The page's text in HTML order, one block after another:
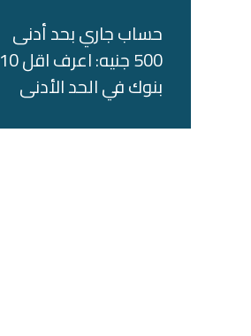
حساب جاري بحد أدنى
500 جنيه: اعرف اقل 10
بنوك في الحد الأدنى